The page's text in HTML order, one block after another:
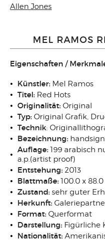
Allen Jones
MEL RAMOS
Eigenschaften /
Künstler: Mel Ramos
Titel: Red Hots
Originalität: Original
Typ: Original Grafik,
Technik:
Bezeichnung:
Auflage: 199 arabisch
a.p.(artist proof)
Entstehung: 2013
Blattmaße: 100.0 x
Zustand: sehr guter
Herkunft:
Format: Querformat
Darstellung: Figürliche
Nationalität: